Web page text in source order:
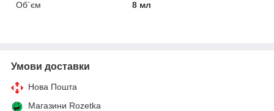
Об`єм
8 мл
Умови доставки
Нова Пошта
Магазини Rozetka